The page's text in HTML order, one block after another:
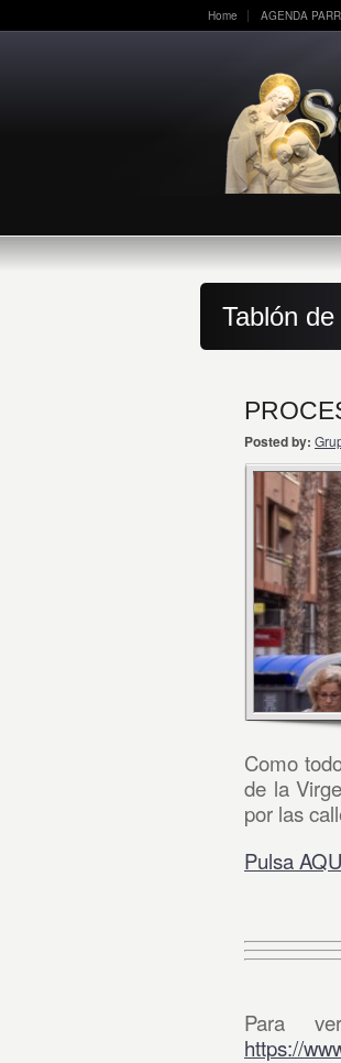
Home AGENDA
Tablón
Posted by:
Como
de la
por las
Pulsa
Para
https://